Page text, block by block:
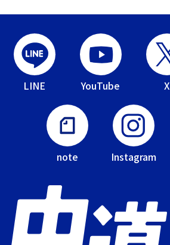
LINE YouTube X
note Instagram